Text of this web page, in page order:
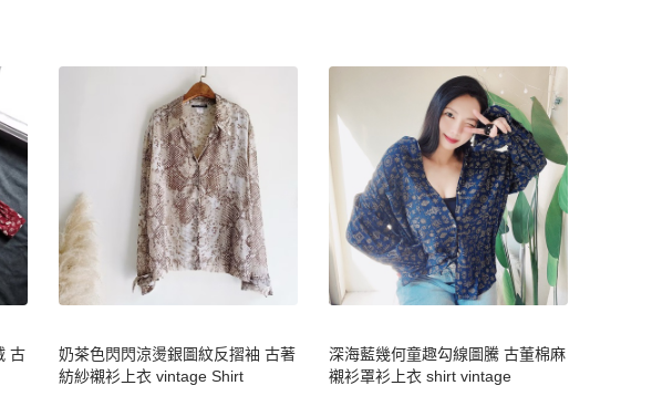
古
奶茶色閃閃涼燙銀圖紋反摺袖 古著
紡紗襯衫上衣 vintage Shirt
深海藍幾何童趣勾線圖騰 古董棉麻
襯衫罩衫上衣 shirt vintage